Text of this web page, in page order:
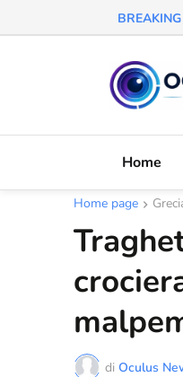
BREAKING
Home
Home page
di Oculus